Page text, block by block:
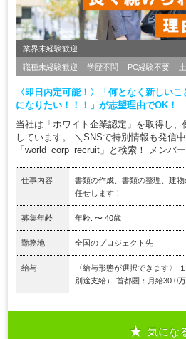
業界未経験歓迎
職種未経験歓迎 学歴不問 PC経験不要
〈即日内定可能！〉「何となく新しい
になりたい！！！」が志望理由でOK！
当社は「ホワイト企業認定」を取得し
しています。 ＼SNSで特別情報も発信
「world_corp_recruit」と検索！ メンバ
仕事内容
書類の作成、書類の整理、建
任せします！
募集年齢 年齢: 〜 40歳
勤務地 全国のプロジェクト先
給与
〈給与形態が選択できます〉
別途支給） 首都圏：月給30.0万
気にな